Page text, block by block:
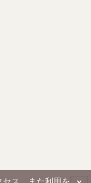
ス、また利用を